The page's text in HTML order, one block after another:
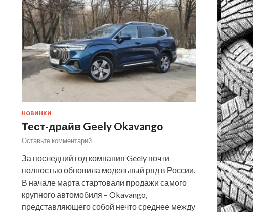
НОВИНКИ
Тест-драйв Geely Okavango
Оставьте комментарий
За последний год компания Geely почти
полностью обновила модельный ряд в России.
В начале марта стартовали продажи самого
крупного автомобиля – Okavango,
представляющего собой нечто среднее между